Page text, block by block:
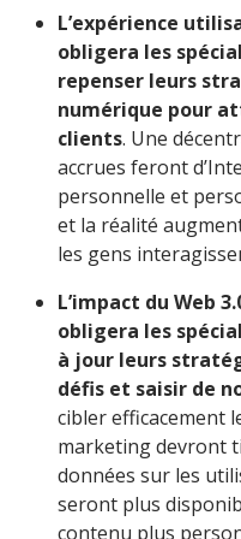
L’expérience
obligera les
repenser leurs
numérique pour
clients. Une
accrues feront
personnelle et
et la réalité
les gens
L’impact du Web
obligera les
à jour leurs
défis et saisir de
cibler efficacement
marketing devront
données sur les
seront plus
contenu plus